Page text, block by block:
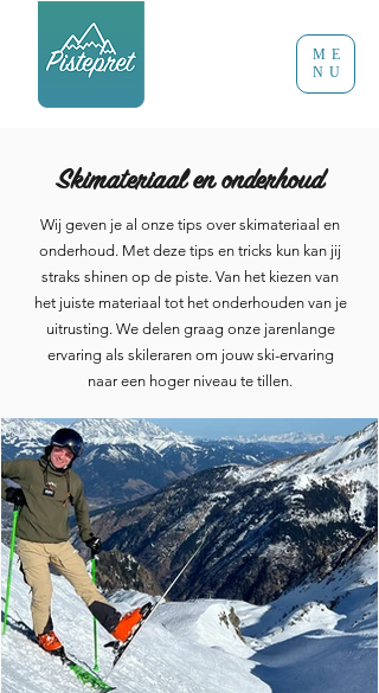
ME
NU
Skimateriaal en onderhoud
Wij geven je al onze tips over skimateriaal en
onderhoud. Met deze tips en tricks kun kan jij
straks shinen op de piste. Van het kiezen van
het juiste materiaal tot het onderhouden van je
uitrusting. We delen graag onze jarenlange
ervaring als skileraren om jouw ski-ervaring
naar een hoger niveau te tillen.